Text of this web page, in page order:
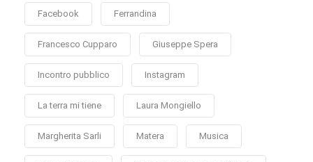
Facebook Ferrandina
Francesco Cupparo Giuseppe Spera
Incontro pubblico Instagram
La terra mi tiene Laura Mongiello
Margherita Sarli Matera Musica